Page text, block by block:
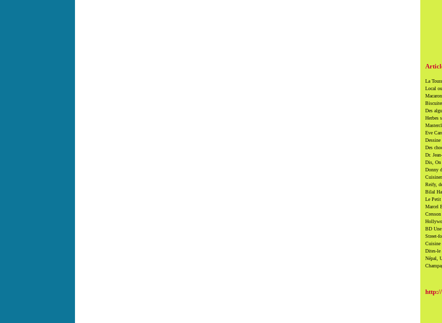
La
Local
Des
Herbes
Eve
Des
Dr.
Dis, On
Donny
Reify,
Bilal
Le Petit
Marcel
BD Une
Street-
Cuisine
Dites-le
Népal,